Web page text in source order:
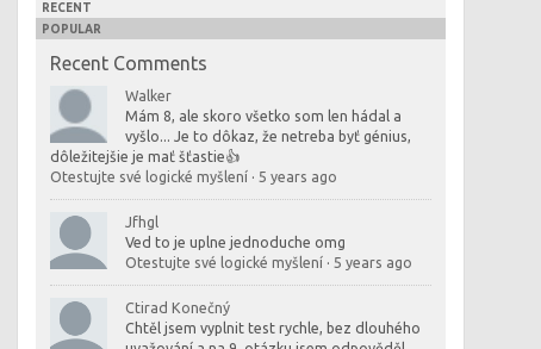
RECENT
POPULAR
Recent Comments
Walker
Mám 8, ale skoro všetko som len hádal a
vyšlo... Je to dôkaz, že netreba byť génius,
dôležitejšie je mať šťastie👍
Otestujte své logické myšlení· 5 years ago
Jfhgl
Ved to je uplne jednoduche omg
Otestujte své logické myšlení· 5 years ago
Ctirad Konečný
Chtěl jsem vyplnit test rychle, bez dlouhého